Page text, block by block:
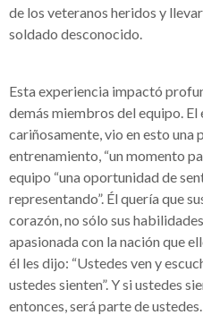
de los veteranos heridos y
soldado desconocido.
Esta experiencia impactó
demás miembros del equipo. El
cariñosamente, vio en esto una
entrenamiento, “un momento
equipo “una oportunidad de
representando”. Él quería que
corazón, no sólo sus
apasionada con la nación que
él les dijo: “Ustedes ven y
ustedes sienten”. Y si ustedes
entonces, será parte de ustedes.